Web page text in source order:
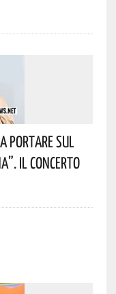
Portare Sul
Il Concerto